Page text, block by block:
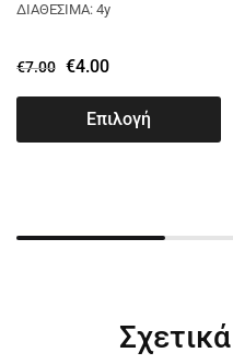
3021
ΔΙΑΘΕΣΙΜΑ: 4y
€7.00 €4.00
Επιλογή